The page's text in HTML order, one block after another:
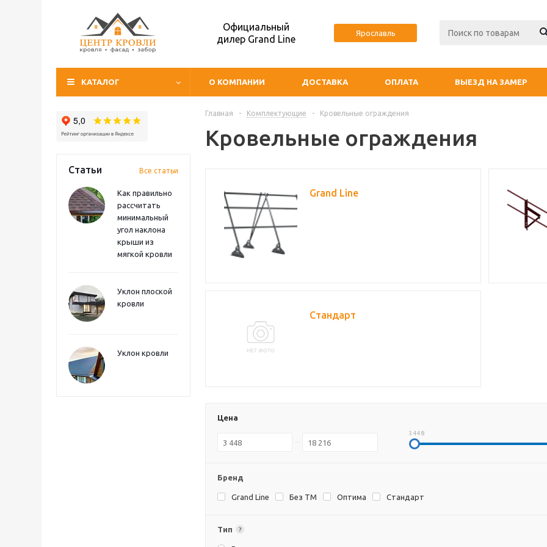
Официальный
дилер Grand Line
Ярославль
КАТАЛОГ О КОМПАНИИ ДОСТАВКА ОПЛАТА ВЫЕЗД НА ЗАМЕР
Статьи Все статьи
Как правильно
рассчитать
минимальный
угол наклона
крыши из
мягкой кровли
Уклон плоской
кровли
Уклон кровли
Главная - Комплектующие - Кровельные ограждения
Кровельные ограждения
Grand Line
Стандарт
Цена
3 448
Бренд
Grand Line Без ТМ Оптима Стандарт
Тип ?